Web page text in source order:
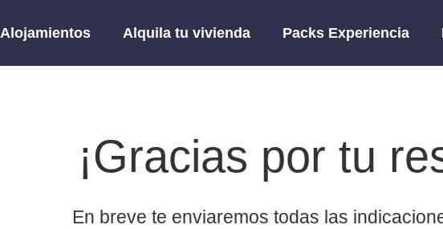
Alojamientos Alquila tu vivienda Packs Experiencia
¡Gracias por tu
En breve te enviaremos todas las